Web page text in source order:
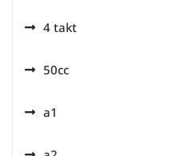
4 takt
50cc
a1